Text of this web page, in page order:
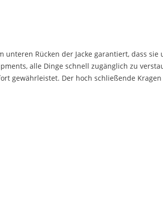
Rücken der Jacke garantiert, dass
alle Dinge schnell zugänglich zu
gewährleistet. Der hoch schließende